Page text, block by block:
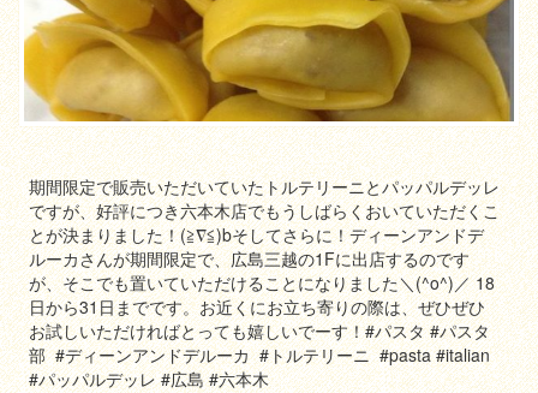
期間限定で販売いただいていたトルテリーニとパッパルデッレ
ですが、好評につき六本木店でもうしばらくおいていただくこ
とが決まりました！(≧∇≦)bそしてさらに！ディーンアンドデ
ルーカさんが期間限定で、広島三越の1Fに出店するのです
が、そこでも置いていただけることになりました＼(^o^)／ 18
日から31日までです。お近くにお立ち寄りの際は、ぜひぜひ
お試しいただければとっても嬉しいでーす！#パスタ #パスタ
部 #ディーンアンドデルーカ #トルテリーニ #pasta #italian
#パッパルデッレ #広島 #六本木